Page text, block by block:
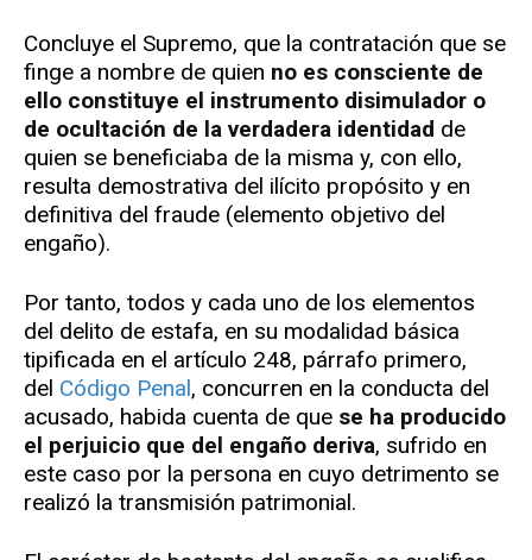
Concluye el Supremo, que la contratación que se
finge a nombre de quien no es consciente de
ello constituye el instrumento disimulador o
de ocultación de la verdadera identidad de
quien se beneficiaba de la misma y, con ello,
resulta demostrativa del ilícito propósito y en
definitiva del fraude (elemento objetivo del
engaño).
Por tanto, todos y cada uno de los elementos
del delito de estafa, en su modalidad básica
tipificada en el artículo 248, párrafo primero,
del Código Penal, concurren en la conducta del
acusado, habida cuenta de que se ha producido
el perjuicio que del engaño deriva, sufrido en
este caso por la persona en cuyo detrimento se
realizó la transmisión patrimonial.